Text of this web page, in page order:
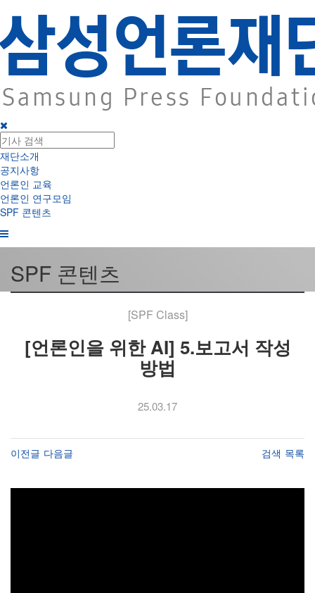
재단소개
공지사항
언론인 교육
언론인 연구모임
SPF 콘텐츠
SPF 콘텐츠
[SPF Class]
[언론인을 위한 AI] 5.보고서 작성
방법
25.03.17
이전글 다음글 검색 목록